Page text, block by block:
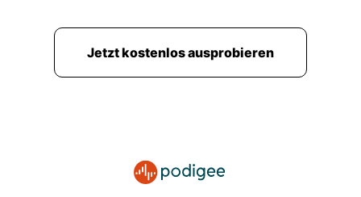
Jetzt kostenlos ausprobieren